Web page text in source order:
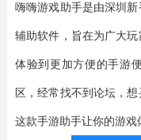
策略游戏
嗨嗨游戏助手是由深圳
辅助软件，旨在为广大
体验到更加方便的手游
区，经常找不到论坛，
这款手游助手让你的游戏